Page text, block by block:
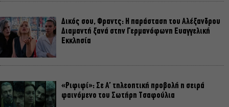
Δικός σου, Φραντς: Η παράσταση του Αλέξανδρου
Διαμαντή ξανά στην Γερμανόφωνη Ευαγγελική
Εκκλησία
«Ριφιφί»: Σε Α’ τηλεοπτική προβολή η σειρά
φαινόμενο του Σωτήρη Τσαφούλια